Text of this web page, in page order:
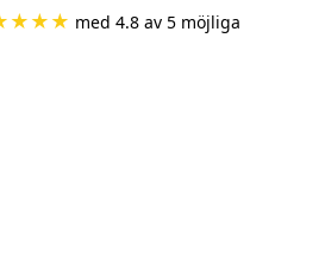
med 4.8 av 5 möjliga